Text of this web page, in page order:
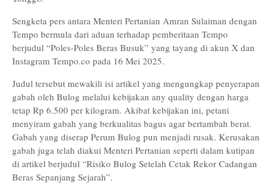
Sengketa pers antara Menteri Pertanian Amran Sulaiman dengan
Tempo bermula dari aduan terhadap pemberitaan Tempo
berjudul “Poles-Poles Beras Busuk” yang tayang di akun X dan
Instagram Tempo.co pada 16 Mei 2025.
Judul tersebut mewakili isi artikel yang mengungkap penyerapan
gabah oleh Bulog melalui kebijakan any quality dengan harga
tetap Rp 6.500 per kilogram. Akibat kebijakan ini, petani
menyiram gabah yang berkualitas bagus agar bertambah berat.
Gabah yang diserap Perum Bulog pun menjadi rusak. Kerusakan
gabah juga telah diakui Menteri Pertanian seperti dalam kutipan
di artikel berjudul “Risiko Bulog Setelah Cetak Rekor Cadangan
Beras Sepanjang Sejarah”.